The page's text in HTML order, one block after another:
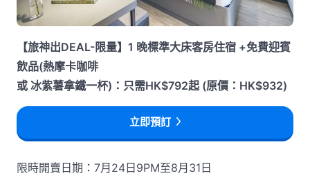
【旅神出DEAL-限量】1 晚標準大床客房住宿 +免費迎賓
飲品(熱摩卡咖啡
或 冰紫薯拿鐵一杯)：只需HK$792起 (原價：HK$932)
立即預訂
限時開賣日期：7月24日9PM至8月31日